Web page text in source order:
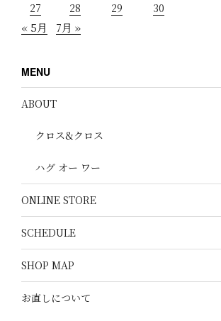
27
28 29 30
« 5月 7月 »
MENU
ABOUT
クロス&クロス
ハグ オー ワー
ONLINE STORE
SCHEDULE
SHOP MAP
お直しについて